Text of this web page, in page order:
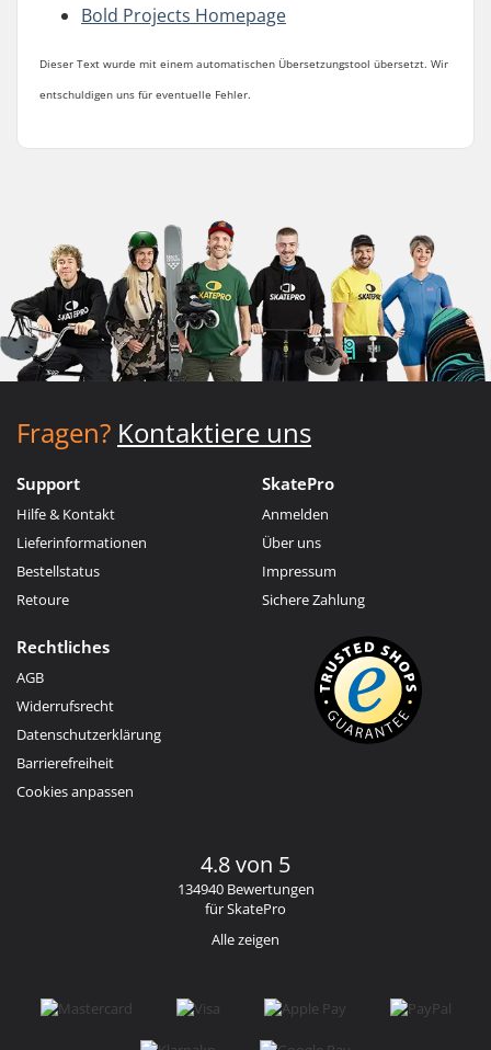
Bold Projects Homepage
Dieser Text wurde mit einem automatischen Übersetzungstool übersetzt. Wir
entschuldigen uns für eventuelle Fehler.
Fragen? Kontaktiere uns
Support
Hilfe & Kontakt
Lieferinformationen
Bestellstatus
Retoure
SkatePro
Anmelden
Über uns
Impressum
Sichere Zahlung
Rechtliches
AGB
Widerrufsrecht
Datenschutzerklärung
Barrierefreiheit
Cookies anpassen
4.8 von 5
134940 Bewertungen
für SkatePro
Alle zeigen